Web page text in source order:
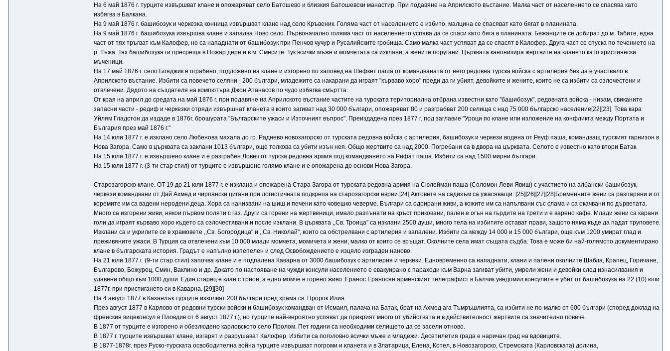
На 6 май 1876 г. турците извършват клане и опожаряват село Батошево и близкия Батошевски манастир. При подавяне на Априлското въстание. Малка част от населението се спасява като
избягва в Балкана.
На 9 май 1876 г. башибозук и черкезка конница извършват клане над село Кръвеник. Голяма част от населението е избито, малцина се спасяват като бягат в планината.
На 9 май 1876 г. башибозука извършва клане и запалва Ново село. Първоначално голяма част от населението успява да се спаси като бяга в планината. Бежанците се добират до м. Табите, една
част от тях тръгват към Калофер, но са нападнати от башибозук при Пенчов чучур и Русалийските гробища. Само малка част успяват да се спасят в Калофер. Друга част се спуска по течението на
р. Тъжа. Тях башибозука ги пресреща в Пожар дере и в м. Смесите. Тук всички мъже и момчетата са изклани, а жените поругани. Църквата канонизира жертвите на клането като християнски
мъченици.
На 17 май 1876 г. село Бояджик е ограбено, подложено на клане и изгорено по заповед на Шефкет паша от командваната от него редовна турска войска с артилерия без да е участвало в
Априлското въстание. Избити са повечето селяни - 200 българи, младежите са накарани да играят "кърваво хоро" преди да ги убият, девойките и жените, които не са избити са озлочестени и
отвлечени. Дядото на създателя на компютъра Джон Атанасов по чудо избягва смъртта.
От края на април до средата на май 1876 г. при подавяне на Априлското въстание частите на турската териториална отбрана известни като "башибозук", редовната войска - низам, свиканите
запасни части - редиф и черкезки отряди извършнат кланета в които загиват над 30 000 българи, опожаряват 80 и разграбват 200 селища с над 75 000 българско население[22][23]. Това кара
Уйлям Гладстон да издаде в 1876г. брошурата "Българските ужаси и Източният въпрос". Преиздадена през 1877 г. под заглавие "Уроци по клане или изложение на конфликта между Портата и
България през май 1876 г."
На 14 юли 1877 г. е изклано село Любенова махала до гр. Раднево новозагорско от турската редовна войска с артилерия, башибозук и черкези водена от Реуф паша, командващ турският гарнизон в
Нова Загора. Само в църквата са заклани 1013 българи, още толкова са убити изън нея. Общо жертвите са над 2000. Погребани са в двора на църквата. Селото е известно като втори Батак.
На 15 юли 1877 г. е извършено клане и е разграбен Ловеч от турска редовна армия под командването на Рифат паша. Избити са над 1500 мирни българи.
На 15 юли 1877 г. (3-ти стар стил) от турците e извършено голямо клане и е опожарена до основи Нова Загора.
Старозагорско клане. ОТ 19 до 21 юли 1877 г. e изклана и опожарена Стара Загора от турската редовна армия на Сюлейман паша (Соломон Леви Явиш) с участието на албански башибозук,
черкези командвани от Дай Ахмед и чирпански цигани при логистичната подкрепа на старозагорски евреи.[24] Актовете на садизъм са ужасяващи. [25][26][27][28]Бременните жени са разпаряни и от
коремите им са вадени неродени деца. Хора са нанизвани на шиш и печени като човешко чеверме. Българи са одрирани живи, а кожите им са напълвани със слама и са окачвани по дърветата.
Много са изгорени живи, някои първом поляти с газ. Други са горени на жертвеници, имало разпънати на кръст приковани, пален е огън на гърдите на трети и е варено кафе. Млади жени са карани
голи да играят кърваво хоро където са озлочестявани и после изклани. В църквата ,,Св. Троица" са изклани 2500 души, много тела на избитите остават прави, защото няма къде да падат труповете.
Изклани са и укрилите се в храмовете ,,Св. Богородица" и ,,Св. Николай", които са обстрелвани с артилерия и запалени. Избити са между 14 000 и 15 000 българи, още към 1200 умират глад и
преживяните ужаси. В Турция са отвлечени към 10 000 млади момчета, момичета и жени, малко от които се връщат. Околните села имат същата съдба. Това е може би най-голямото документирано
клане в българската история. Градът е напълно изпепелен и след Освобождението е изцяло изграден наново.
На 21 юли 1877 г. (9-ти стар стил) започва клане и е подпалена Каварна от 3000 башибозук с артилерия и черкези. Едновременно са нападнати, клани и палени околните Шабла, Крапец, Горичане,
Българево, Божурец, Смин, Ваклино и др. Докато по настояване на чужди консули населението е евакуирано с параходи към Варна загиват убити, умрели жени и девойки след изнасилвания и
удавени общо към 1000 души. Един старец е клан с трион, а едно момче е горено живо. Еранос Ераносян арменският телеграфист в Балчик уведомил консулите е убит от башибозука на 22.(10) юли
1877г. при пристигането си в Каварна. [29][30]
На 4 август 1877 в Казанлък турците изколват 200 българи пред храма св. Пророк Илия.
През август 1877 в Карлово от редовни турски войски и башибозук командван от Исмаил, палача на Батак, брат на Ахмед ага Тъмръшлията, са избити не по-малко от 600 българи (според доклад на
френския вицеконсул в Пловдив от 6 август 1877 г.), но турците най-вероятно успяват да прикрият много от убийствата и в действителност жертвите са значително повече.
В 1877 от турците е изгорено и обезлюдено карловското село Пролом. Пет години са необходими селището да се засели отново.
В 1877 г. турците извършват клане, изгарят и разрушават Калофер. Избити са поголовно всички мъже и младежи. Десетилетия града е наричан град на вдовиците.
В 1877-1878г. през Руско-турската освободителна война турците извършват погроми и кланета и в Златарица, Елена, Котел, в Новозагорско, Стремската (Карловската) долина,